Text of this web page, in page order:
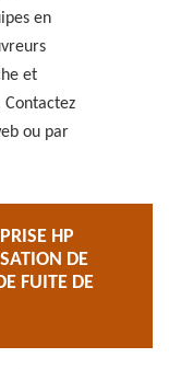
en
et
ou par
HP
DE
FUITE DE